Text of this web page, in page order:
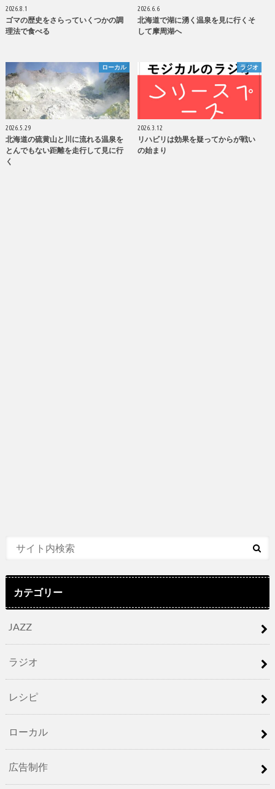
2026.8.1
ゴマの歴史をさらっていくつかの調
理法で食べる
2026.6.6
北海道で湖に湧く温泉を見に行くそ
して摩周湖へ
ローカル
2026.5.29
北海道の硫黄山と川に流れる温泉を
とんでもない距離を走行して見に行
く
ラジオ
2026.3.12
リハビリは効果を疑ってからが戦い
の始まり
カテゴリー
JAZZ
ラジオ
レシピ
ローカル
広告制作